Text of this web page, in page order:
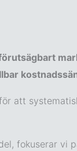
att
fokuserar vi